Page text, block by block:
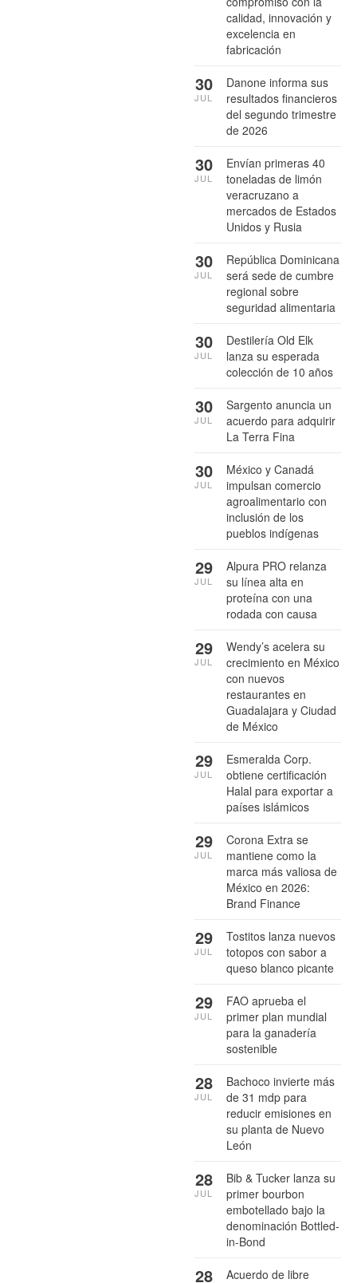
calidad, innovación y
excelencia en
fabricación
Danone informa sus
resultados financieros
del segundo trimestre
de 2026
30
JUL
Envían primeras 40
toneladas de limón
veracruzano a
mercados de Estados
Unidos y Rusia
30
JUL
República Dominicana
será sede de cumbre
regional sobre
seguridad alimentaria
30
JUL
Destilería Old Elk
lanza su esperada
colección de 10 años
30
JUL
Sargento anuncia un
acuerdo para adquirir
La Terra Fina
30
JUL
México y Canadá
impulsan comercio
agroalimentario con
inclusión de los
pueblos indígenas
30
JUL
Alpura PRO relanza
su línea alta en
proteína con una
rodada con causa
29
JUL
Wendy’s acelera su
crecimiento en México
con nuevos
restaurantes en
Guadalajara y Ciudad
de México
29
JUL
Esmeralda Corp.
obtiene certificación
Halal para exportar a
países islámicos
29
JUL
Corona Extra se
mantiene como la
marca más valiosa de
México en 2026:
Brand Finance
29
JUL
Tostitos lanza nuevos
totopos con sabor a
queso blanco picante
29
JUL
FAO aprueba el
primer plan mundial
para la ganadería
sostenible
29
JUL
Bachoco invierte más
de 31 mdp para
reducir emisiones en
su planta de Nuevo
León
28
JUL
Bib & Tucker lanza su
primer bourbon
embotellado bajo la
denominación Bottled-
in-Bond
28
JUL
Acuerdo de libre
28